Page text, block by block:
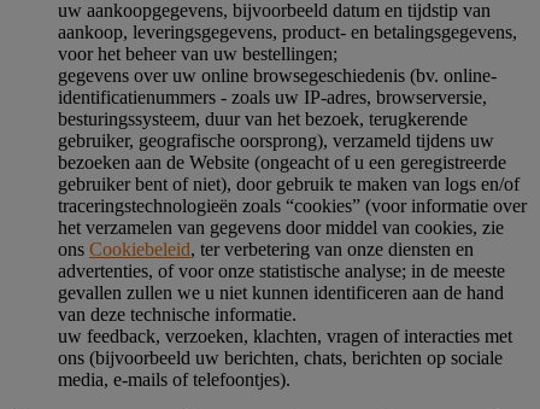
uw aankoopgegevens, bijvoorbeeld datum en tijdstip van
aankoop, leveringsgegevens, product- en betalingsgegevens,
voor het beheer van uw bestellingen;
gegevens over uw online browsegeschiedenis (bv. online-
identificatienummers - zoals uw IP-adres, browserversie,
besturingssysteem, duur van het bezoek, terugkerende
gebruiker, geografische oorsprong), verzameld tijdens uw
bezoeken aan de Website (ongeacht of u een geregistreerde
gebruiker bent of niet), door gebruik te maken van logs en/of
traceringstechnologieën zoals “cookies” (voor informatie over
het verzamelen van gegevens door middel van cookies, zie
ons Cookiebeleid, ter verbetering van onze diensten en
advertenties, of voor onze statistische analyse; in de meeste
gevallen zullen we u niet kunnen identificeren aan de hand
van deze technische informatie.
uw feedback, verzoeken, klachten, vragen of interacties met
ons (bijvoorbeeld uw berichten, chats, berichten op sociale
media, e-mails of telefoontjes).